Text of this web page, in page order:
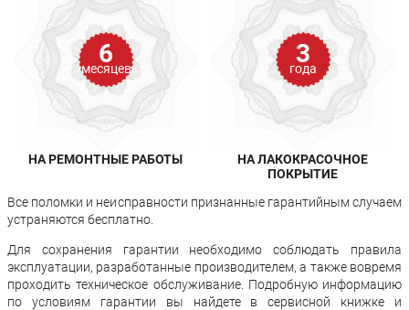
6
месяцев
НА РЕМОНТНЫЕ РАБОТЫ
3
года
НА ЛАКОКРАСОЧНОЕ
ПОКРЫТИЕ
Все поломки и неисправности признанные гарантийным случаем
устраняются бесплатно.
Для сохранения гарантии необходимо соблюдать правила
эксплуатации, разработанные производителем, а также вовремя
проходить техническое обслуживание. Подробную информацию
по условиям гарантии вы найдете в сервисной книжке и